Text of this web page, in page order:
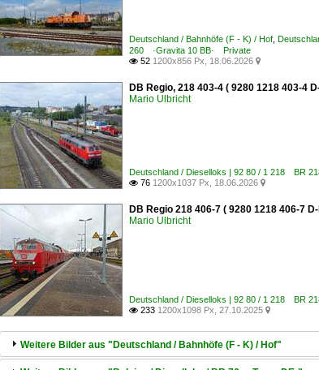
Deutschland / Bahnhöfe (F - K) / Hof
260 ·Gravita 10 BB· Private
 52 1200x856 Px, 18.06.2026 
DB Regio, 218 403-4 ( 9280 1218 403-4
Mario Ulbricht
Deutschland / Dieselloks | 92 80 / 1 218 BR
 76 1200x1037 Px, 18.06.2026 
DB Regio 218 406-7 ( 9280 1218 406-7
Mario Ulbricht
Deutschland / Dieselloks | 92 80 / 1 218 BR
 233 1200x1098 Px, 27.10.2025 
Weitere Bilder aus "Deutschland / Bahnhöfe (F - K) / Hof"